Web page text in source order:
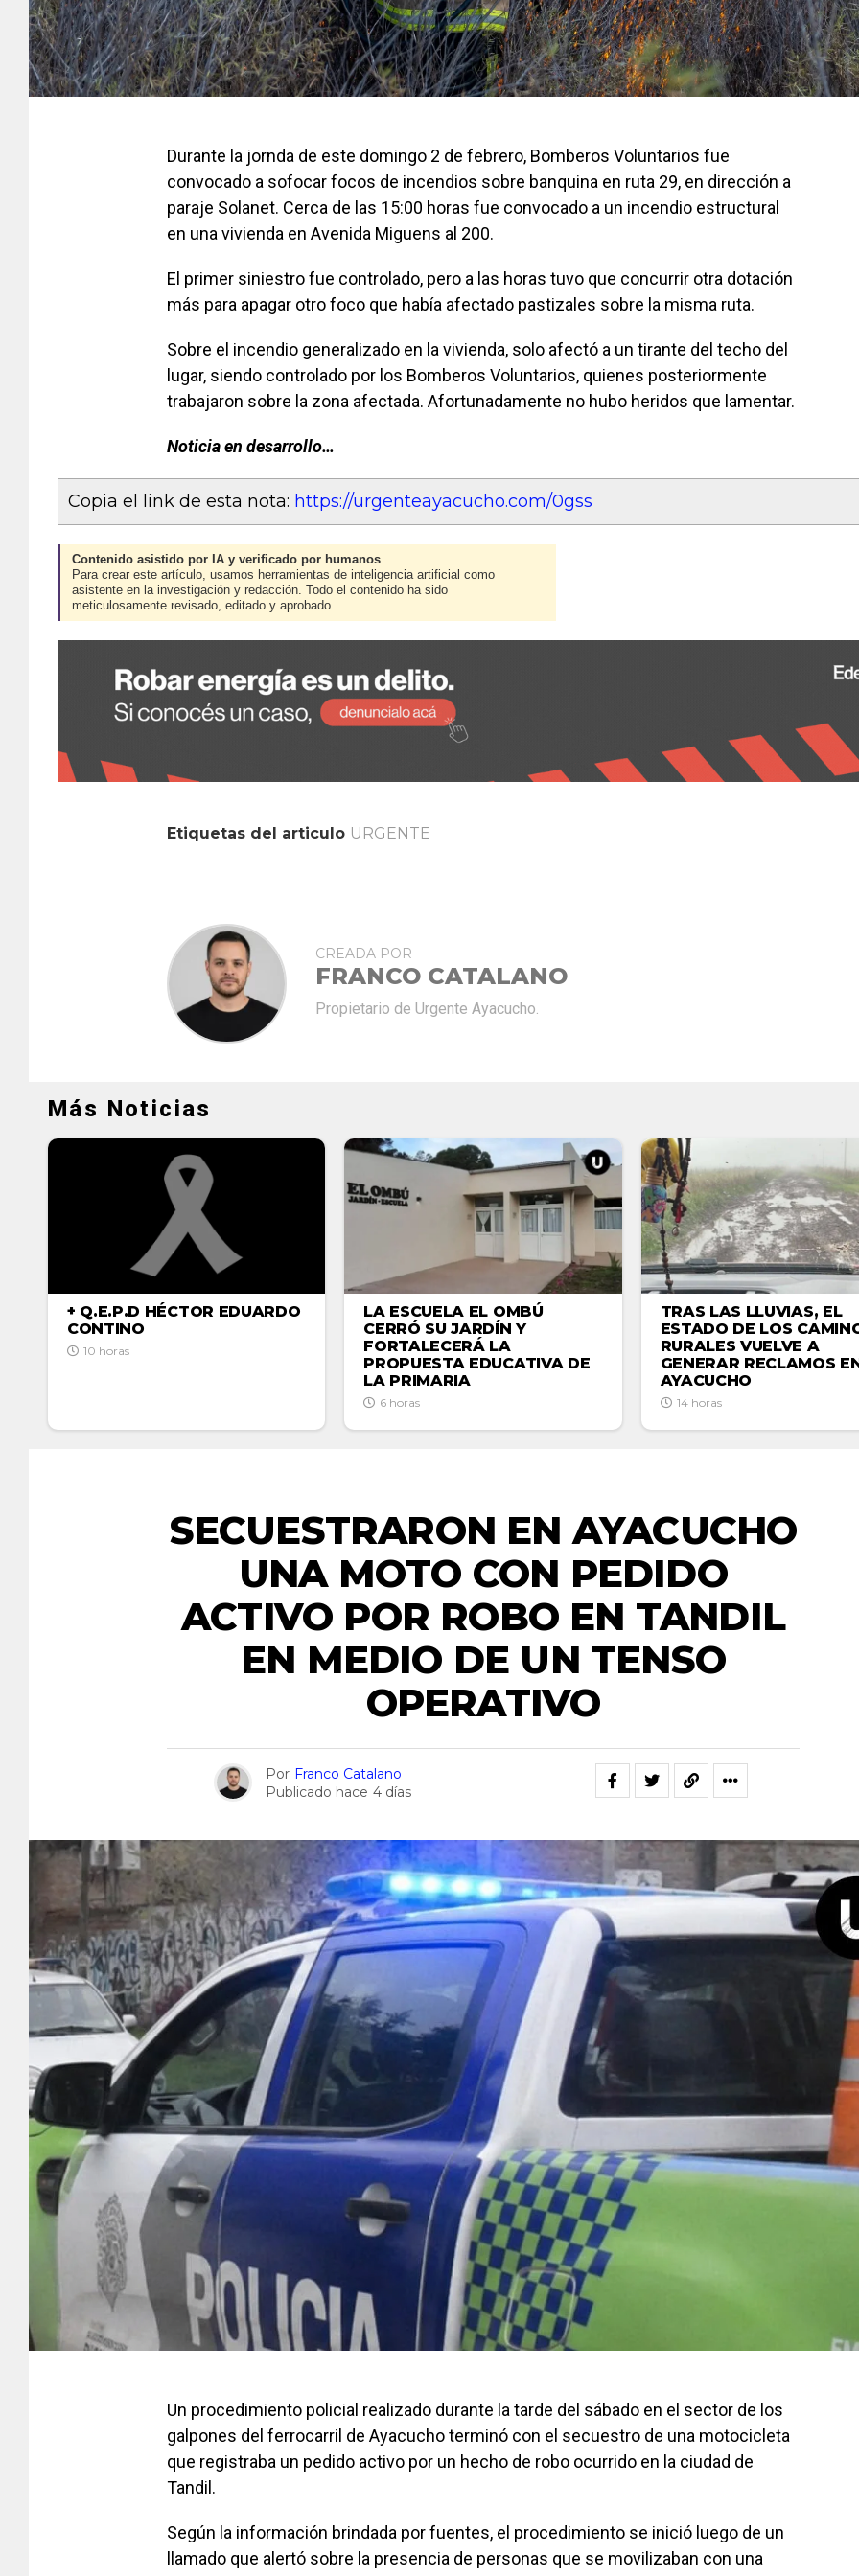
Durante la jornda de este domingo 2 de febrero, Bomberos Voluntarios fue
convocado a sofocar focos de incendios sobre banquina en ruta 29, en dirección a
paraje Solanet. Cerca de las 15:00 horas fue convocado a un incendio estructural
en una vivienda en Avenida Miguens al 200.
El primer siniestro fue controlado, pero a las horas tuvo que concurrir otra dotación
más para apagar otro foco que había afectado pastizales sobre la misma ruta.
Sobre el incendio generalizado en la vivienda, solo afectó a un tirante del techo del
lugar, siendo controlado por los Bomberos Voluntarios, quienes posteriormente
trabajaron sobre la zona afectada. Afortunadamente no hubo heridos que lamentar.
Noticia en desarrollo…
Copia el link de esta nota: https://urgenteayacucho.com/0gss
Contenido asistido por IA y verificado por humanos
Para crear este artículo, usamos herramientas de inteligencia artificial como
asistente en la investigación y redacción. Todo el contenido ha sido
meticulosamente revisado, editado y aprobado.
Etiquetas del articulo URGENTE
CREADA POR
FRANCO CATALANO
Propietario de Urgente Ayacucho.
Más Noticias
+ Q.E.P.D HÉCTOR EDUARDO
CONTINO
10 horas
LA ESCUELA EL OMBÚ
CERRÓ SU JARDÍN Y
FORTALECERÁ LA
PROPUESTA EDUCATIVA DE
LA PRIMARIA
6 horas
TRAS LAS LLUVIAS, EL
ESTADO DE LOS
RURALES VUELVE A
GENERAR RECLAMOS
AYACUCHO
14 horas
SECUESTRARON EN AYACUCHO
UNA MOTO CON PEDIDO
ACTIVO POR ROBO EN TANDIL
EN MEDIO DE UN TENSO
OPERATIVO
Por Franco Catalano
Publicado hace 4 días
Un procedimiento policial realizado durante la tarde del sábado en el sector de los
galpones del ferrocarril de Ayacucho terminó con el secuestro de una motocicleta
que registraba un pedido activo por un hecho de robo ocurrido en la ciudad de
Tandil.
Según la información brindada por fuentes, el procedimiento se inició luego de un
llamado que alertó sobre la presencia de personas que se movilizaban con una